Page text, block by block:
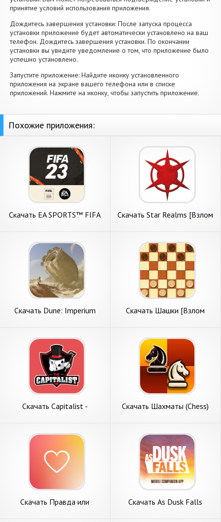
принятие условий использования приложения.
Дождитесь завершения установки: После запуска процесса
установки приложение будет автоматически установлено на ваш
телефон. Дождитесь завершения установки. По окончании
установки вы увидите уведомление о том, что приложение было
успешно установлено.
Запустите приложение: Найдите иконку установленного
приложения на экране вашего телефона или в списке
приложений. Нажмите на иконку, чтобы запустить приложение.
Похожие приложения:
Скачать EA SPORTS™ FIFA
Скачать Star Realms [Взлом
Скачать Dune: Imperium
на Андроид
Скачать Шашки [Взлом
Скачать Capitalist -
на Андроид
Скачать Шахматы (Chess)
Скачать Правда или
Скачать As Dusk Falls